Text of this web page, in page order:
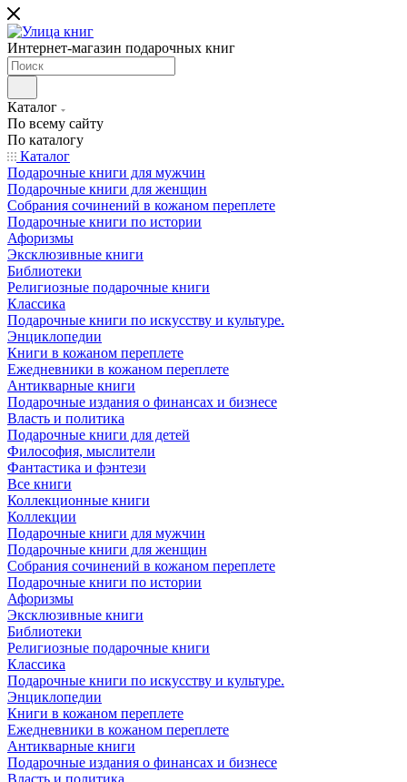
Интернет-магазин подарочных книг
Каталог
По всему сайту
По каталогу
Каталог
Подарочные книги для мужчин
Подарочные книги для женщин
Собрания сочинений в кожаном переплете
Подарочные книги по истории
Афоризмы
Эксклюзивные книги
Библиотеки
Религиозные подарочные книги
Классика
Подарочные книги по искусству и культуре.
Энциклопедии
Книги в кожаном переплете
Ежедневники в кожаном переплете
Антикварные книги
Подарочные издания о финансах и бизнесе
Власть и политика
Подарочные книги для детей
Философия, мыслители
Фантастика и фэнтези
Все книги
Коллекционные книги
Коллекции
Подарочные книги для мужчин
Подарочные книги для женщин
Собрания сочинений в кожаном переплете
Подарочные книги по истории
Афоризмы
Эксклюзивные книги
Библиотеки
Религиозные подарочные книги
Классика
Подарочные книги по искусству и культуре.
Энциклопедии
Книги в кожаном переплете
Ежедневники в кожаном переплете
Антикварные книги
Подарочные издания о финансах и бизнесе
Власть и политика